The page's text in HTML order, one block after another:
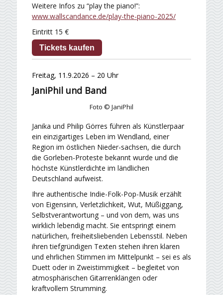
Weitere Infos zu “play the piano!”:
www.wallscandance.de/play-the-piano-2025/
Eintritt 15 €
Tickets kaufen
Freitag, 11.9.2026 – 20 Uhr
JaniPhil und Band
Foto © JaniPhil
Janika und Philip Görres führen als Künstlerpaar
ein einzigartiges Leben im Wendland, einer
Region im östlichen Nieder-sachsen, die durch
die Gorleben-Proteste bekannt wurde und die
höchste Künstlerdichte im ländlichen
Deutschland aufweist.
Ihre authentische Indie-Folk-Pop-Musik erzählt
von Eigensinn, Verletzlichkeit, Wut, Müßiggang,
Selbstverantwortung – und von dem, was uns
wirklich lebendig macht. Sie entspringt einem
natürlichen, freiheitsliebenden Lebensstil. Neben
ihren tiefgründigen Texten stehen ihren klaren
und ehrlichen Stimmen im Mittelpunkt – sei es als
Duett oder in Zweistimmigkeit – begleitet von
atmosphärischen Gitarrenklängen oder
kraftvollem Strumming.